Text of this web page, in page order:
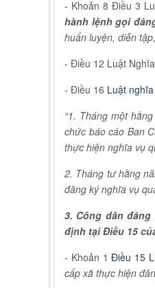
- Khoản 8 Điều 3
hành lệnh gọi
huấn luyện, diễn
- Điều 12 Luật
- Điều 16 Luật
“1. Tháng một
chức báo cáo Ban
thực hiện nghĩa vụ
2. Tháng tư hằng
đăng ký nghĩa vụ
3. Công dân
định tại Điều 15
- Khoản 1Điều 15
cấp xã thực hiện